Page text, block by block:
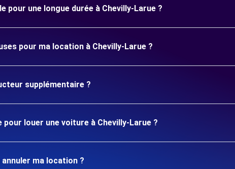
pour une longue durée à Chevilly-Larue ?
pour ma location à Chevilly-Larue ?
supplémentaire ?
louer une voiture à Chevilly-Larue ?
ma location ?